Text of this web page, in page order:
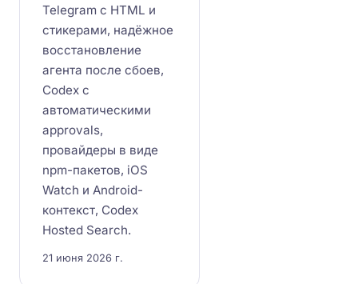
Telegram с HTML и
стикерами, надёжное
восстановление
агента после сбоев,
Codex с
автоматическими
approvals,
провайдеры в виде
npm-пакетов, iOS
Watch и Android-
контекст, Codex
Hosted Search.
21 июня 2026 г.